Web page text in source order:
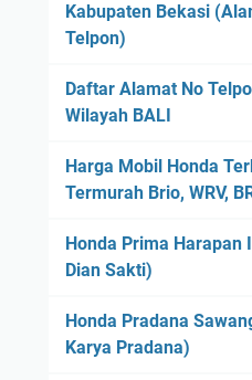
Kabupaten Bekasi
Telpon)
Daftar Alamat No
Wilayah BALI
Harga Mobil Honda
Termurah Brio, WRV,
Honda Prima Harapan
Dian Sakti)
Honda Pradana
Karya Pradana)